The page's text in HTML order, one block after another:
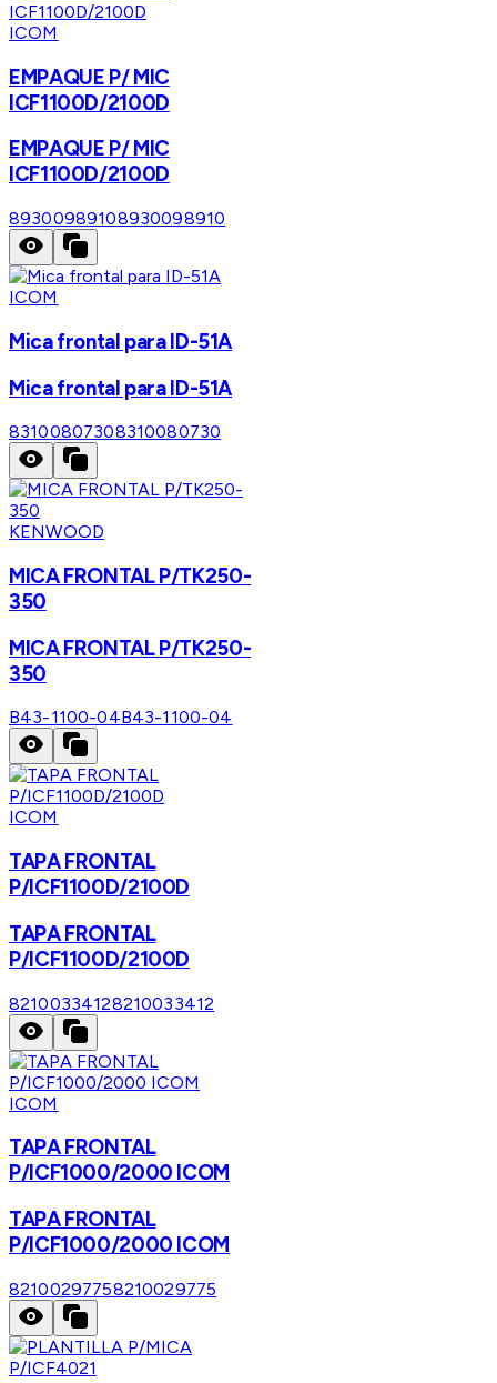
ICOM
EMPAQUE P/ MIC
ICF1100D/2100D
EMPAQUE P/ MIC
ICF1100D/2100D
89300989108930098910
ICOM
Mica frontal para ID-51A
Mica frontal para ID-51A
83100807308310080730
KENWOOD
MICA FRONTAL P/TK250-
350
MICA FRONTAL P/TK250-
350
B43-1100-04B43-1100-04
ICOM
TAPA FRONTAL
P/ICF1100D/2100D
TAPA FRONTAL
P/ICF1100D/2100D
82100334128210033412
ICOM
TAPA FRONTAL
P/ICF1000/2000 ICOM
TAPA FRONTAL
P/ICF1000/2000 ICOM
82100297758210029775